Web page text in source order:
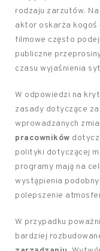
rodzaju zarzutów.
aktor oskarża kogoś
filmowe często
publiczne
czasu wyjaśnienia
W odpowiedzi na
zasady dotyczące
wprowadzanych
pracowników
polityki dotyczącej
programy mają na
wystąpienia
polepszenie
W przypadku
bardziej